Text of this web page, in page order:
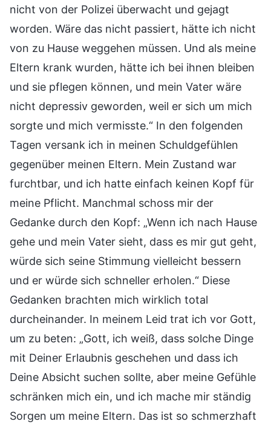
nicht von der Polizei überwacht und gejagt
worden. Wäre das nicht passiert, hätte ich nicht
von zu Hause weggehen müssen. Und als meine
Eltern krank wurden, hätte ich bei ihnen bleiben
und sie pflegen können, und mein Vater wäre
nicht depressiv geworden, weil er sich um mich
sorgte und mich vermisste.“ In den folgenden
Tagen versank ich in meinen Schuldgefühlen
gegenüber meinen Eltern. Mein Zustand war
furchtbar, und ich hatte einfach keinen Kopf für
meine Pflicht. Manchmal schoss mir der
Gedanke durch den Kopf: „Wenn ich nach Hause
gehe und mein Vater sieht, dass es mir gut geht,
würde sich seine Stimmung vielleicht bessern
und er würde sich schneller erholen.“ Diese
Gedanken brachten mich wirklich total
durcheinander. In meinem Leid trat ich vor Gott,
um zu beten: „Gott, ich weiß, dass solche Dinge
mit Deiner Erlaubnis geschehen und dass ich
Deine Absicht suchen sollte, aber meine Gefühle
schränken mich ein, und ich mache mir ständig
Sorgen um meine Eltern. Das ist so schmerzhaft